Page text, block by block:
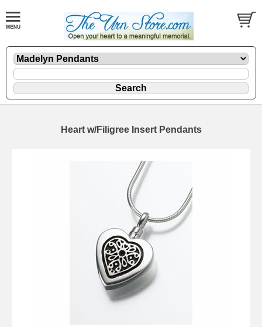
Heart w/Filigree Insert Pendants